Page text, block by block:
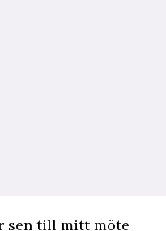
sen till mitt möte